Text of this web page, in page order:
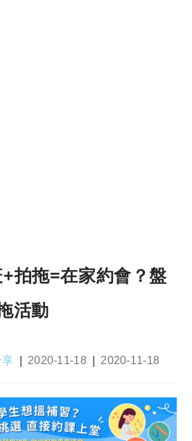
+拍拖=在家約會？盤
活動
享
Post
2020-11-18
Post
2020-11-18